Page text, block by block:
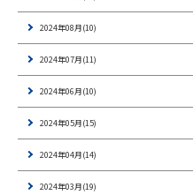
2024年08月(10)
2024年07月(11)
2024年06月(10)
2024年05月(15)
2024年04月(14)
2024年03月(19)